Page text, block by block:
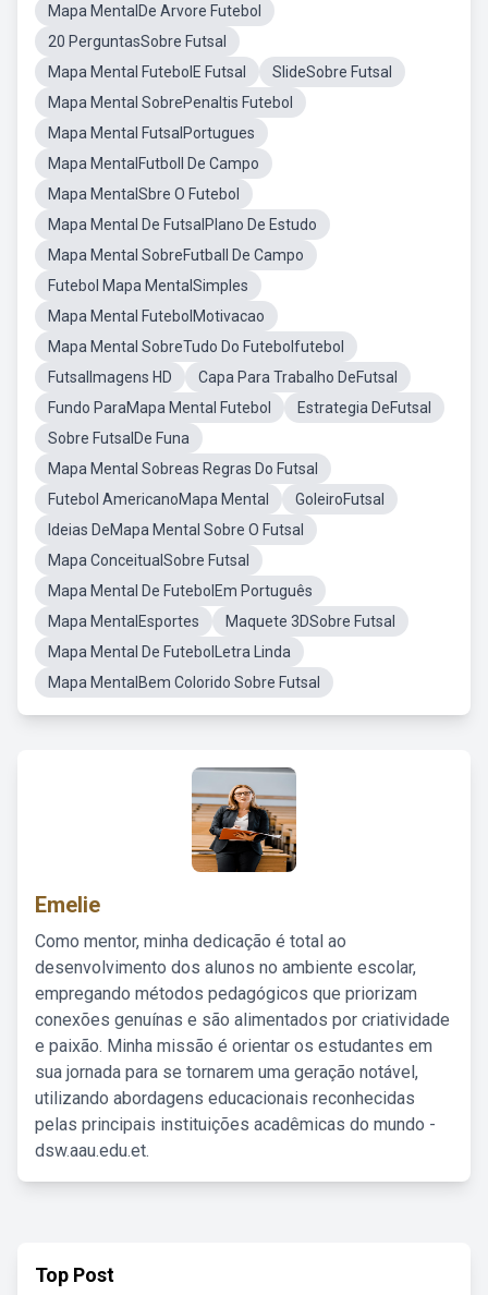
Mapa MentalDe Arvore Futebol
20 PerguntasSobre Futsal
Mapa Mental FutebolE Futsal
SlideSobre Futsal
Mapa Mental SobrePenaltis Futebol
Mapa Mental FutsalPortugues
Mapa MentalFutboll De Campo
Mapa MentalSbre O Futebol
Mapa Mental De FutsalPlano De Estudo
Mapa Mental SobreFutball De Campo
Futebol Mapa MentalSimples
Mapa Mental FutebolMotivacao
Mapa Mental SobreTudo Do Futebolfutebol
FutsalImagens HD
Capa Para Trabalho DeFutsal
Fundo ParaMapa Mental Futebol
Estrategia DeFutsal
Sobre FutsalDe Funa
Mapa Mental Sobreas Regras Do Futsal
Futebol AmericanoMapa Mental
GoleiroFutsal
Ideias DeMapa Mental Sobre O Futsal
Mapa ConceitualSobre Futsal
Mapa Mental De FutebolEm Português
Mapa MentalEsportes
Maquete 3DSobre Futsal
Mapa Mental De FutebolLetra Linda
Mapa MentalBem Colorido Sobre Futsal
Emelie
Como mentor, minha dedicação é total ao
desenvolvimento dos alunos no ambiente escolar,
empregando métodos pedagógicos que priorizam
conexões genuínas e são alimentados por criatividade
e paixão. Minha missão é orientar os estudantes em
sua jornada para se tornarem uma geração notável,
utilizando abordagens educacionais reconhecidas
pelas principais instituições acadêmicas do mundo -
dsw.aau.edu.et.
Top Post